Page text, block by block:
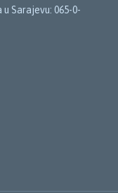
Sarajevu: 065-0-